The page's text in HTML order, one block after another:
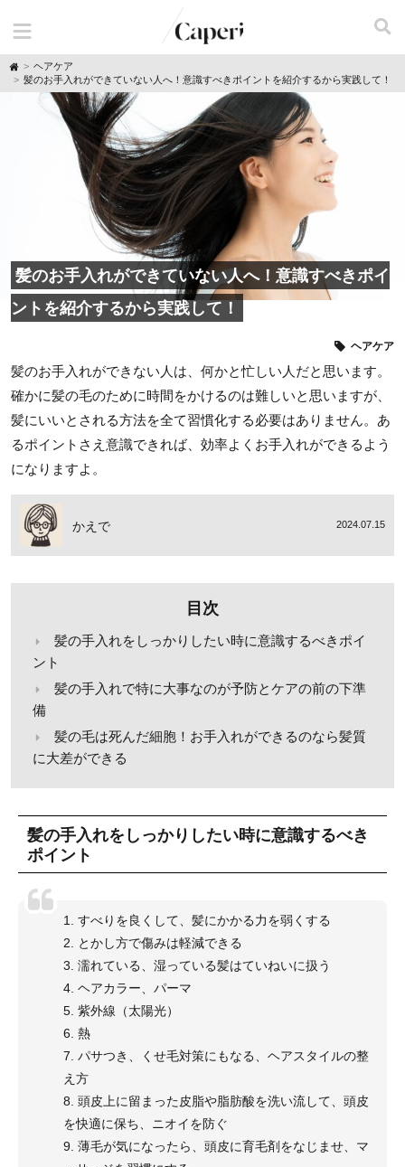
H
o
m
ヘアケア
髪のお手入れができていない人へ！意識すべきポイントを紹介するから実践して！
髪のお手入れができていない人へ！意識すべきポイ
ントを紹介するから実践して！
ヘアケア
髪のお手入れができない人は、何かと忙しい人だと思います。
確かに髪の毛のために時間をかけるのは難しいと思いますが、
髪にいいとされる方法を全て習慣化する必要はありません。あ
るポイントさえ意識できれば、効率よくお手入れができるよう
になりますよ。
かえで 2024.07.15
目次
髪の手入れをしっかりしたい時に意識するべきポイ
ント
髪の手入れで特に大事なのが予防とケアの前の下準
備
髪の毛は死んだ細胞！お手入れができるのなら髪質
に大差ができる
髪の手入れをしっかりしたい時に意識するべき
ポイント
1. すべりを良くして、髪にかかる力を弱くする
2. とかし方で傷みは軽減できる
3. 濡れている、湿っている髪はていねいに扱う
4. ヘアカラー、パーマ
5. 紫外線（太陽光）
6. 熱
7. パサつき、くせ毛対策にもなる、ヘアスタイルの整
え方
8. 頭皮上に留まった皮脂や脂肪酸を洗い流して、頭皮
を快適に保ち、ニオイを防ぐ
9. 薄毛が気になったら、頭皮に育毛剤をなじませ、マ